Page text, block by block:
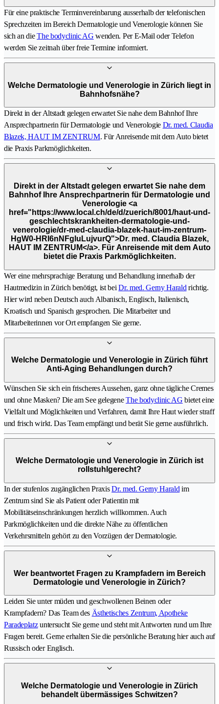
Für eine praktische Terminvereinbarung ausserhalb der telefonischen
Sprechzeiten im Bereich Dermatologie und Venerologie können Sie
sich an dieThe bodyclinic AG wenden. Per E-Mail oder Telefon
werden Sie zeitnah über freie Termine informiert.
Welche Dermatologie und Venerologie in Zürich liegt in
Bahnhofsnähe?
Direkt in der Altstadt gelegen erwartet Sie nahe dem Bahnhof Ihre
Ansprechpartnerin für Dermatologie und Venerologie Dr. med. Claudia
Blazek, HAUT IM ZENTRUM. Für Anreisende mit dem Auto bietet
die Praxis Parkmöglichkeiten.
Direkt in der Altstadt gelegen erwartet Sie nahe dem
Bahnhof Ihre Ansprechpartnerin für Dermatologie und
Venerologie <a
href="https://www.local.ch/de/d/zuerich/8001/haut-und-
geschlechtskrankheiten-dermatologie-und-
venerologie/dr-med-claudia-blazek-haut-im-zentrum-
HgW0-HRI6nNFgluLujvurQ">Dr. med. Claudia Blazek,
HAUT IM ZENTRUM</a>. Für Anreisende mit dem Auto
bietet die Praxis Parkmöglichkeiten.
Wer eine mehrsprachige Beratung und Behandlung innerhalb der
Hautmedizin in Zürich benötigt, ist beiDr. med. Gerny Harald richtig.
Hier wird neben Deutsch auch Albanisch, Englisch, Italienisch,
Kroatisch und Spanisch gesprochen. Die Mitarbeiter und
Mitarbeiterinnen vor Ort empfangen Sie gerne.
Welche Dermatologie und Venerologie in Zürich führt
Anti-Aging Behandlungen durch?
Wünschen Sie sich ein frischeres Aussehen, ganz ohne tägliche Cremes
und ohne Masken? Die am See gelegeneThe bodyclinic AG bietet eine
Vielfalt und Möglichkeiten und Verfahren, damit Ihre Haut wieder straff
und frisch wirkt. Das Team empfängt und berät Sie gerne ausführlich.
Welche Dermatologie und Venerologie in Zürich ist
rollstuhlgerecht?
In der stufenlos zugänglichen PraxisDr. med. Gerny Harald im
Zentrum sind Sie als Patient oder Patientin mit
Mobilitätseinschränkungen herzlich willkommen. Auch
Parkmöglichkeiten und die direkte Nähe zu öffentlichen
Verkehrsmitteln gehört zu den Vorzügen der Dermatologie.
Wer beantwortet Fragen zu Krampfadern im Bereich
Dermatologie und Venerologie in Zürich?
Leiden Sie unter müden und geschwollenen Beinen oder
Krampfadern? Das Team des Ästhetisches Zentrum, Apotheke
Paradeplatzuntersucht Sie gerne und steht mit Antworten rund um Ihre
Fragen bereit. Gerne erhalten Sie die persönliche Beratung hier auch auf
Russisch oder Englisch.
Welche Dermatologie und Venerologie in Zürich
behandelt übermässiges Schwitzen?